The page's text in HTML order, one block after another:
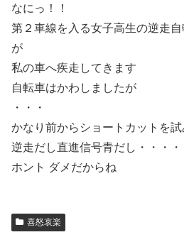
なにっ！！
第２車線を入る女子高生の逆走
が
私の車へ疾走してきます
自転車はかわしましたが
・・・
かなり前からショートカットを
逆走だし直進信号青だし・・・・
ホント ダメだからね
喜怒哀楽